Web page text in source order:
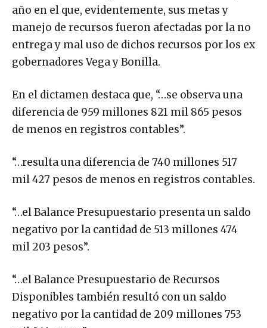
año en el que, evidentemente, sus metas y
manejo de recursos fueron afectadas por la no
entrega y mal uso de dichos recursos por los ex
gobernadores Vega y Bonilla.
En el dictamen destaca que, “…se observa una
diferencia de 959 millones 821 mil 865 pesos
de menos en registros contables”.
“…resulta una diferencia de 740 millones 517
mil 427 pesos de menos en registros contables.
“…el Balance Presupuestario presenta un saldo
negativo por la cantidad de 513 millones 474
mil 203 pesos”.
“…el Balance Presupuestario de Recursos
Disponibles también resultó con un saldo
negativo por la cantidad de 209 millones 753